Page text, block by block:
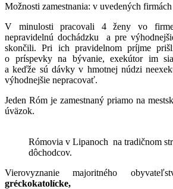
Možnosti zamestnania: v uvedených firmách
V minulosti pracovali 4 ženy vo
nepravidelnú dochádzku a pre
skončili. Pri ich pravidelnom príjme
o príspevky na bývanie, exekútor im
a keďže sú dávky v hmotnej núdzi
výhodnejšie nepracovať.
Jeden Róm je zamestnaný priamo na
úväzok.
Rómovia v Lipanoch na tradičnom
dôchodcov.
Vierovyznanie majoritného
gréckokatolícke,